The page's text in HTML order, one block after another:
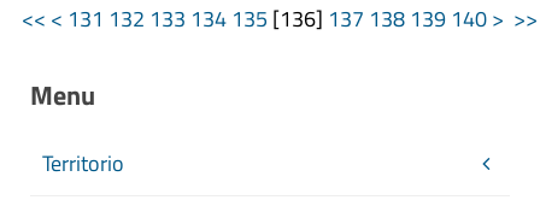
<< < 131 132 133 134 135 [136] 137 138 139 140>
Menu
Territorio